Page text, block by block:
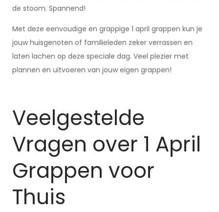
de stoom. Spannend!
Met deze eenvoudige en grappige 1 april grappen kun je
jouw huisgenoten of familieleden zeker verrassen en
laten lachen op deze speciale dag. Veel plezier met
plannen en uitvoeren van jouw eigen grappen!
Veelgestelde
Vragen over 1 April
Grappen voor
Thuis